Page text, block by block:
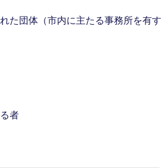
た団体（市内に主たる事務所を有す
者